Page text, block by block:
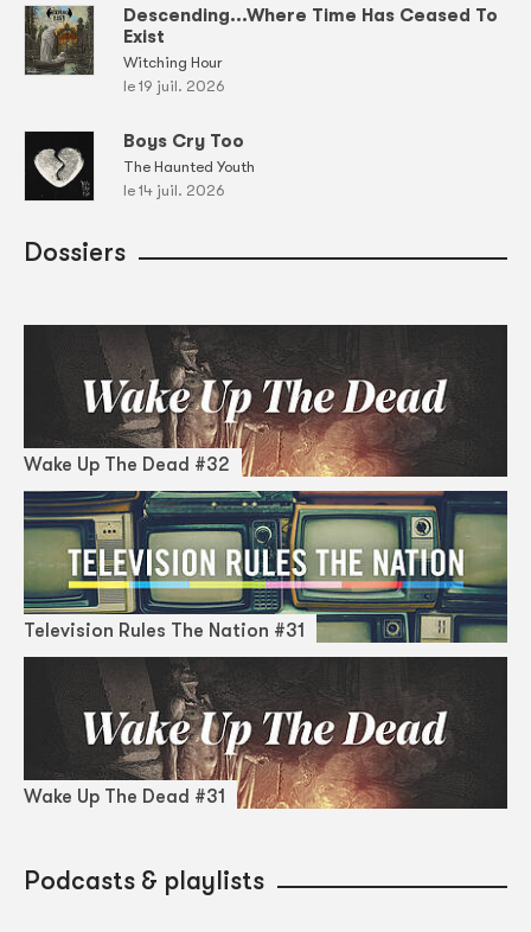
Descending...Where Time Has Ceased To
Exist
Witching Hour
le 19 juil. 2026
Boys Cry Too
The Haunted Youth
le 14 juil. 2026
Dossiers
Wake Up The Dead #32
Television Rules The Nation #31
Wake Up The Dead #31
Podcasts & playlists